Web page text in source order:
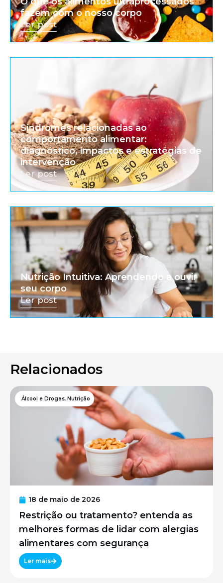
fazem com o nosso corpo
Ler post
Síndromes relacionadas ao
comportamento alimentar:
diagnóstico, impactos e estratégias de
intervenção
Ler post
Nutrição Intuitiva: Aprendendo a ouvir
seu corpo
Ler post
Relacionados
Álcool e Drogas, Nutrição
18 de maio de 2026
Restrição ou tratamento? entenda as
melhores formas de lidar com alergias
alimentares com segurança
Ler mais